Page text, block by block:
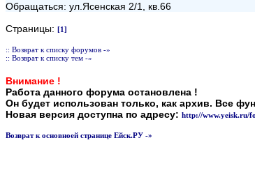
Обращаться: ул.Ясенская 2/1, кв.66
Страницы: [1]
:: Возврат к списку форумов -»
:: Возврат к списку тем -»
Внимание !
Работа данного форума остановлена !
Он будет использован только, как архив. Все
Новая версия доступна по адресу: http://www.yeisk.ru/
Возврат к основноей странице Ейск.РУ -»